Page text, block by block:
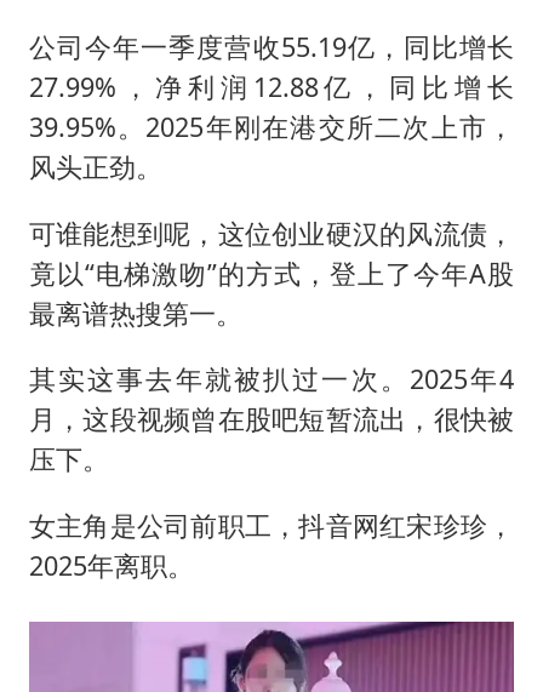
公司今年一季度营收55.19亿，同比增长
27.99%，净利润12.88亿，同比增长
39.95%。2025年刚在港交所二次上市，
风头正劲。
可谁能想到呢，这位创业硬汉的风流债，
竟以“电梯激吻”的方式，登上了今年A股
最离谱热搜第一。
其实这事去年就被扒过一次。2025年4
月，这段视频曾在股吧短暂流出，很快被
压下。
女主角是公司前职工，抖音网红宋珍珍，
2025年离职。